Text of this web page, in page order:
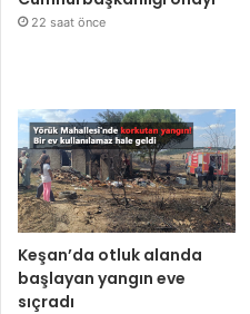
22 saat önce
Keşan’da otluk alanda
başlayan yangın eve
sıçradı